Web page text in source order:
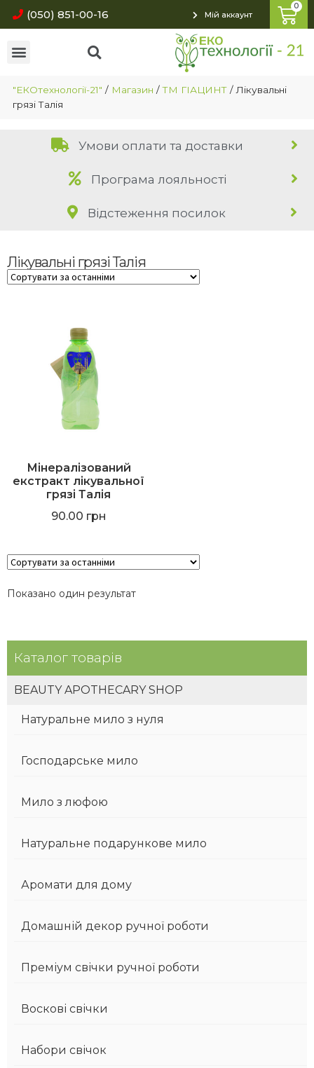
(050) 851-00-16 Мій аккаунт
"ЕКОтехнології-21" / Магазин /ТМ ГІАЦИНТ / Лікувальні
грязі Талія
Умови оплати та доставки
Програма лояльності
Відстеження посилок
Каталог товарів
BEAUTY APOTHECARY SHOP
Натуральне мило з нуля
Господарське мило
Мило з люфою
Натуральне подарункове мило
Аромати для дому
Домашній декор ручної роботи
Преміум свічки ручної роботи
Воскові свічки
Набори свічок
Лікувальні грязі Талія
Мінералізований
екстракт лікувальної
грязі Талія
90.00 грн
Показано один результат